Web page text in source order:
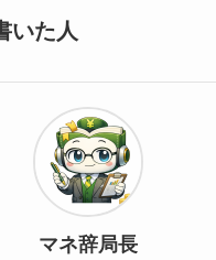
いた人
マネ辞局長